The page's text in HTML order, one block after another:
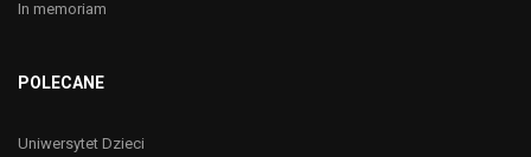
In memoriam
POLECANE
Uniwersytet Dzieci